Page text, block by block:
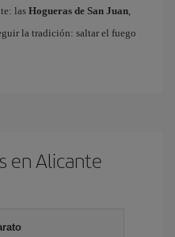
las Hogueras de San Juan,
la tradición: saltar el fuego
en Alicante